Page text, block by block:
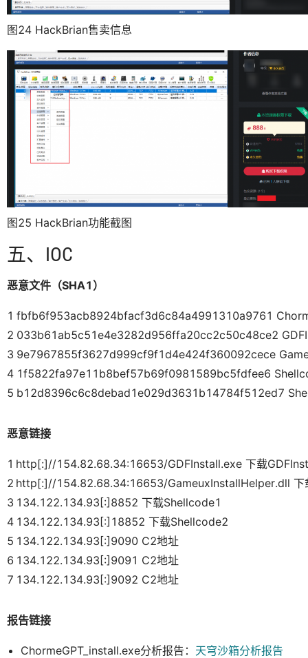
图24 HackBrian售卖信息
图25 HackBrian功能截图
五、IOC
恶意文件（SHA1）
1
2
3
4
5
fbfb6f953acb8924bfacf3d6c84a4991310a9761
033b61ab5c51e4e3282d956ffa20cc2c50c48ce2
9e7967855f3627d999cf9f1d4e424f360092cece
1f5822fa97e11b8bef57b69f0981589bc5fdfee6
b12d8396c6c8debad1e029d3631b14784f512ed7
恶意链接
1
2
3
4
5
6
7
http[:]//154.82.68.34:16653/GDFInstall.exe 下载
http[:]//154.82.68.34:16653/GameuxInstallHelper.dll 下
134.122.134.93[:]8852 下载Shellcode1
134.122.134.93[:]18852 下载Shellcode2
134.122.134.93[:]9090 C2地址
134.122.134.93[:]9091 C2地址
134.122.134.93[:]9092 C2地址
报告链接
ChormeGPT_install.exe分析报告： 天穹沙箱分析报告